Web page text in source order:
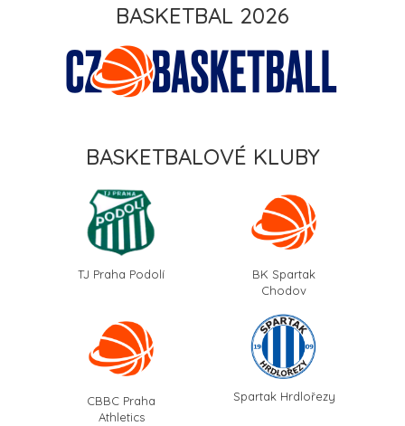
BASKETBAL 2026
BASKETBALOVÉ KLUBY
TJ Praha Podolí
BK Spartak
Chodov
CBBC Praha
Athletics
Spartak Hrdlořezy